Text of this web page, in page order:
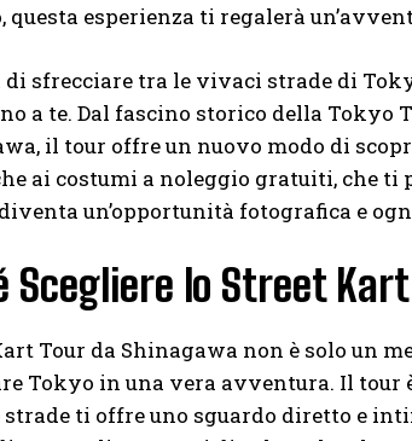
esperienza ti regalerà
sfrecciare tra le vivaci strade di
a te. Dal fascino storico della Tokyo
il tour offre un nuovo modo di
ai costumi a noleggio gratuiti, che
un’opportunità fotografica e
Scegliere lo Street
Tour da Shinagawa non è solo un
Tokyo in una vera avventura. Il
ti offre uno sguardo diretto e